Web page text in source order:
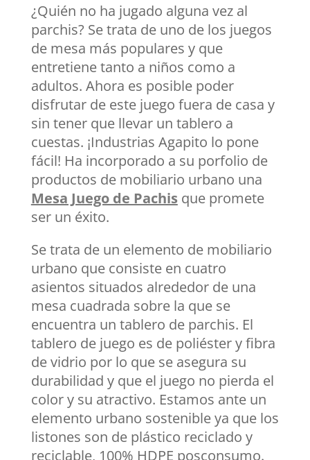
¿Quién no ha jugado alguna vez al
parchis? Se trata de uno de los juegos
de mesa más populares y que
entretiene tanto a niños como a
adultos. Ahora es posible poder
disfrutar de este juego fuera de casa y
sin tener que llevar un tablero a
cuestas. ¡Industrias Agapito lo pone
fácil! Ha incorporado a su porfolio de
productos de mobiliario urbano una
Mesa Juego de Pachis que promete
ser un éxito.
Se trata de un elemento de mobiliario
urbano que consiste en cuatro
asientos situados alrededor de una
mesa cuadrada sobre la que se
encuentra un tablero de parchis. El
tablero de juego es de poliéster y fibra
de vidrio por lo que se asegura su
durabilidad y que el juego no pierda el
color y su atractivo. Estamos ante un
elemento urbano sostenible ya que los
listones son de plástico reciclado y
reciclable, 100% HDPE posconsumo.